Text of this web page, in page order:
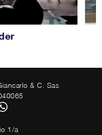
& C. Sas
1/a